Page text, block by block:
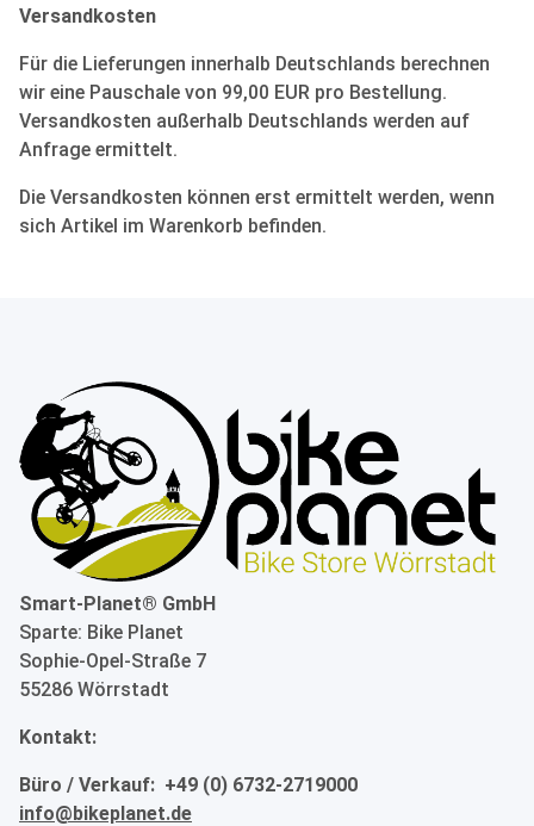
Versandkosten
Für die Lieferungen innerhalb Deutschlands berechnen
wir eine Pauschale von 99,00 EUR pro Bestellung.
Versandkosten außerhalb Deutschlands werden auf
Anfrage ermittelt.
Die Versandkosten können erst ermittelt werden, wenn
sich Artikel im Warenkorb befinden.
Smart-Planet® GmbH
Sparte: Bike Planet
Sophie-Opel-Straße 7
55286 Wörrstadt
Kontakt:
Büro / Verkauf: +49 (0) 6732-2719000
info@bikeplanet.de